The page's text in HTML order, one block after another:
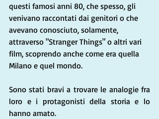
questi famosi anni 80, che spesso, gli
venivano raccontati dai genitori o che
avevano conosciuto, solamente,
attraverso "Stranger Things" o altri vari
film, scoprendo anche come era quella
Milano e quel mondo.
Sono stati bravi a trovare le analogie fra
loro e i protagonisti della storia e lo
hanno amato.